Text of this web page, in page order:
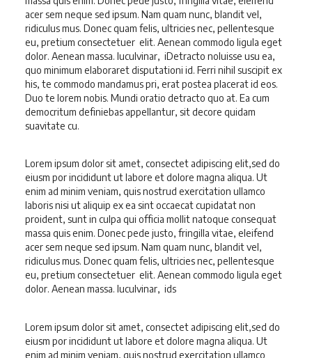
acer sem neque sed ipsum. Nam quam nunc, blandit vel,
ridiculus mus. Donec quam felis, ultricies nec, pellentesque
eu, pretium consectetuer elit. Aenean commodo ligula eget
dolor. Aenean massa. luculvinar, iDetracto noluisse usu ea,
quo minimum elaboraret disputationi id. Ferri nihil suscipit ex
his, te commodo mandamus pri, erat postea placerat id eos.
Duo te lorem nobis. Mundi oratio detracto quo at. Ea cum
democritum definiebas appellantur, sit decore quidam
suavitate cu.
Lorem ipsum dolor sit amet, consectet adipiscing elit,sed do
eiusm por incididunt ut labore et dolore magna aliqua. Ut
enim ad minim veniam, quis nostrud exercitation ullamco
laboris nisi ut aliquip ex ea sint occaecat cupidatat non
proident, sunt in culpa qui officia mollit natoque consequat
massa quis enim. Donec pede justo, fringilla vitae, eleifend
acer sem neque sed ipsum. Nam quam nunc, blandit vel,
ridiculus mus. Donec quam felis, ultricies nec, pellentesque
eu, pretium consectetuer elit. Aenean commodo ligula eget
dolor. Aenean massa. luculvinar, ids
Lorem ipsum dolor sit amet, consectet adipiscing elit,sed do
eiusm por incididunt ut labore et dolore magna aliqua. Ut
enim ad minim veniam, quis nostrud exercitation ullamco